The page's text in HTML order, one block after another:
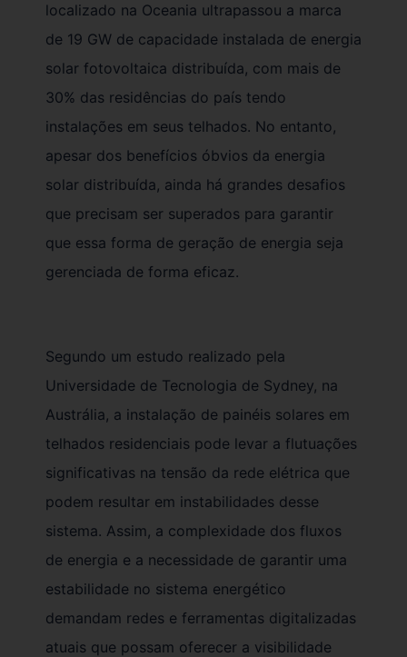
localizado na Oceania ultrapassou a marca
de 19 GW de capacidade instalada de energia
solar fotovoltaica distribuída, com mais de
30% das residências do país tendo
instalações em seus telhados. No entanto,
apesar dos benefícios óbvios da energia
solar distribuída, ainda há grandes desafios
que precisam ser superados para garantir
que essa forma de geração de energia seja
gerenciada de forma eficaz.
Segundo um estudo realizado pela
Universidade de Tecnologia de Sydney, na
Austrália, a instalação de painéis solares em
telhados residenciais pode levar a flutuações
significativas na tensão da rede elétrica que
podem resultar em instabilidades desse
sistema. Assim, a complexidade dos fluxos
de energia e a necessidade de garantir uma
estabilidade no sistema energético
demandam redes e ferramentas digitalizadas
atuais que possam oferecer a visibilidade